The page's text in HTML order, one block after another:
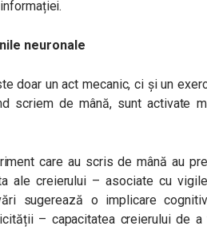
neuronale
doar un act mecanic, ci și un
scriem de mână, sunt activate
care au scris de mână au
ale creierului – asociate cu
sugerează o implicare
– capacitatea creierului de